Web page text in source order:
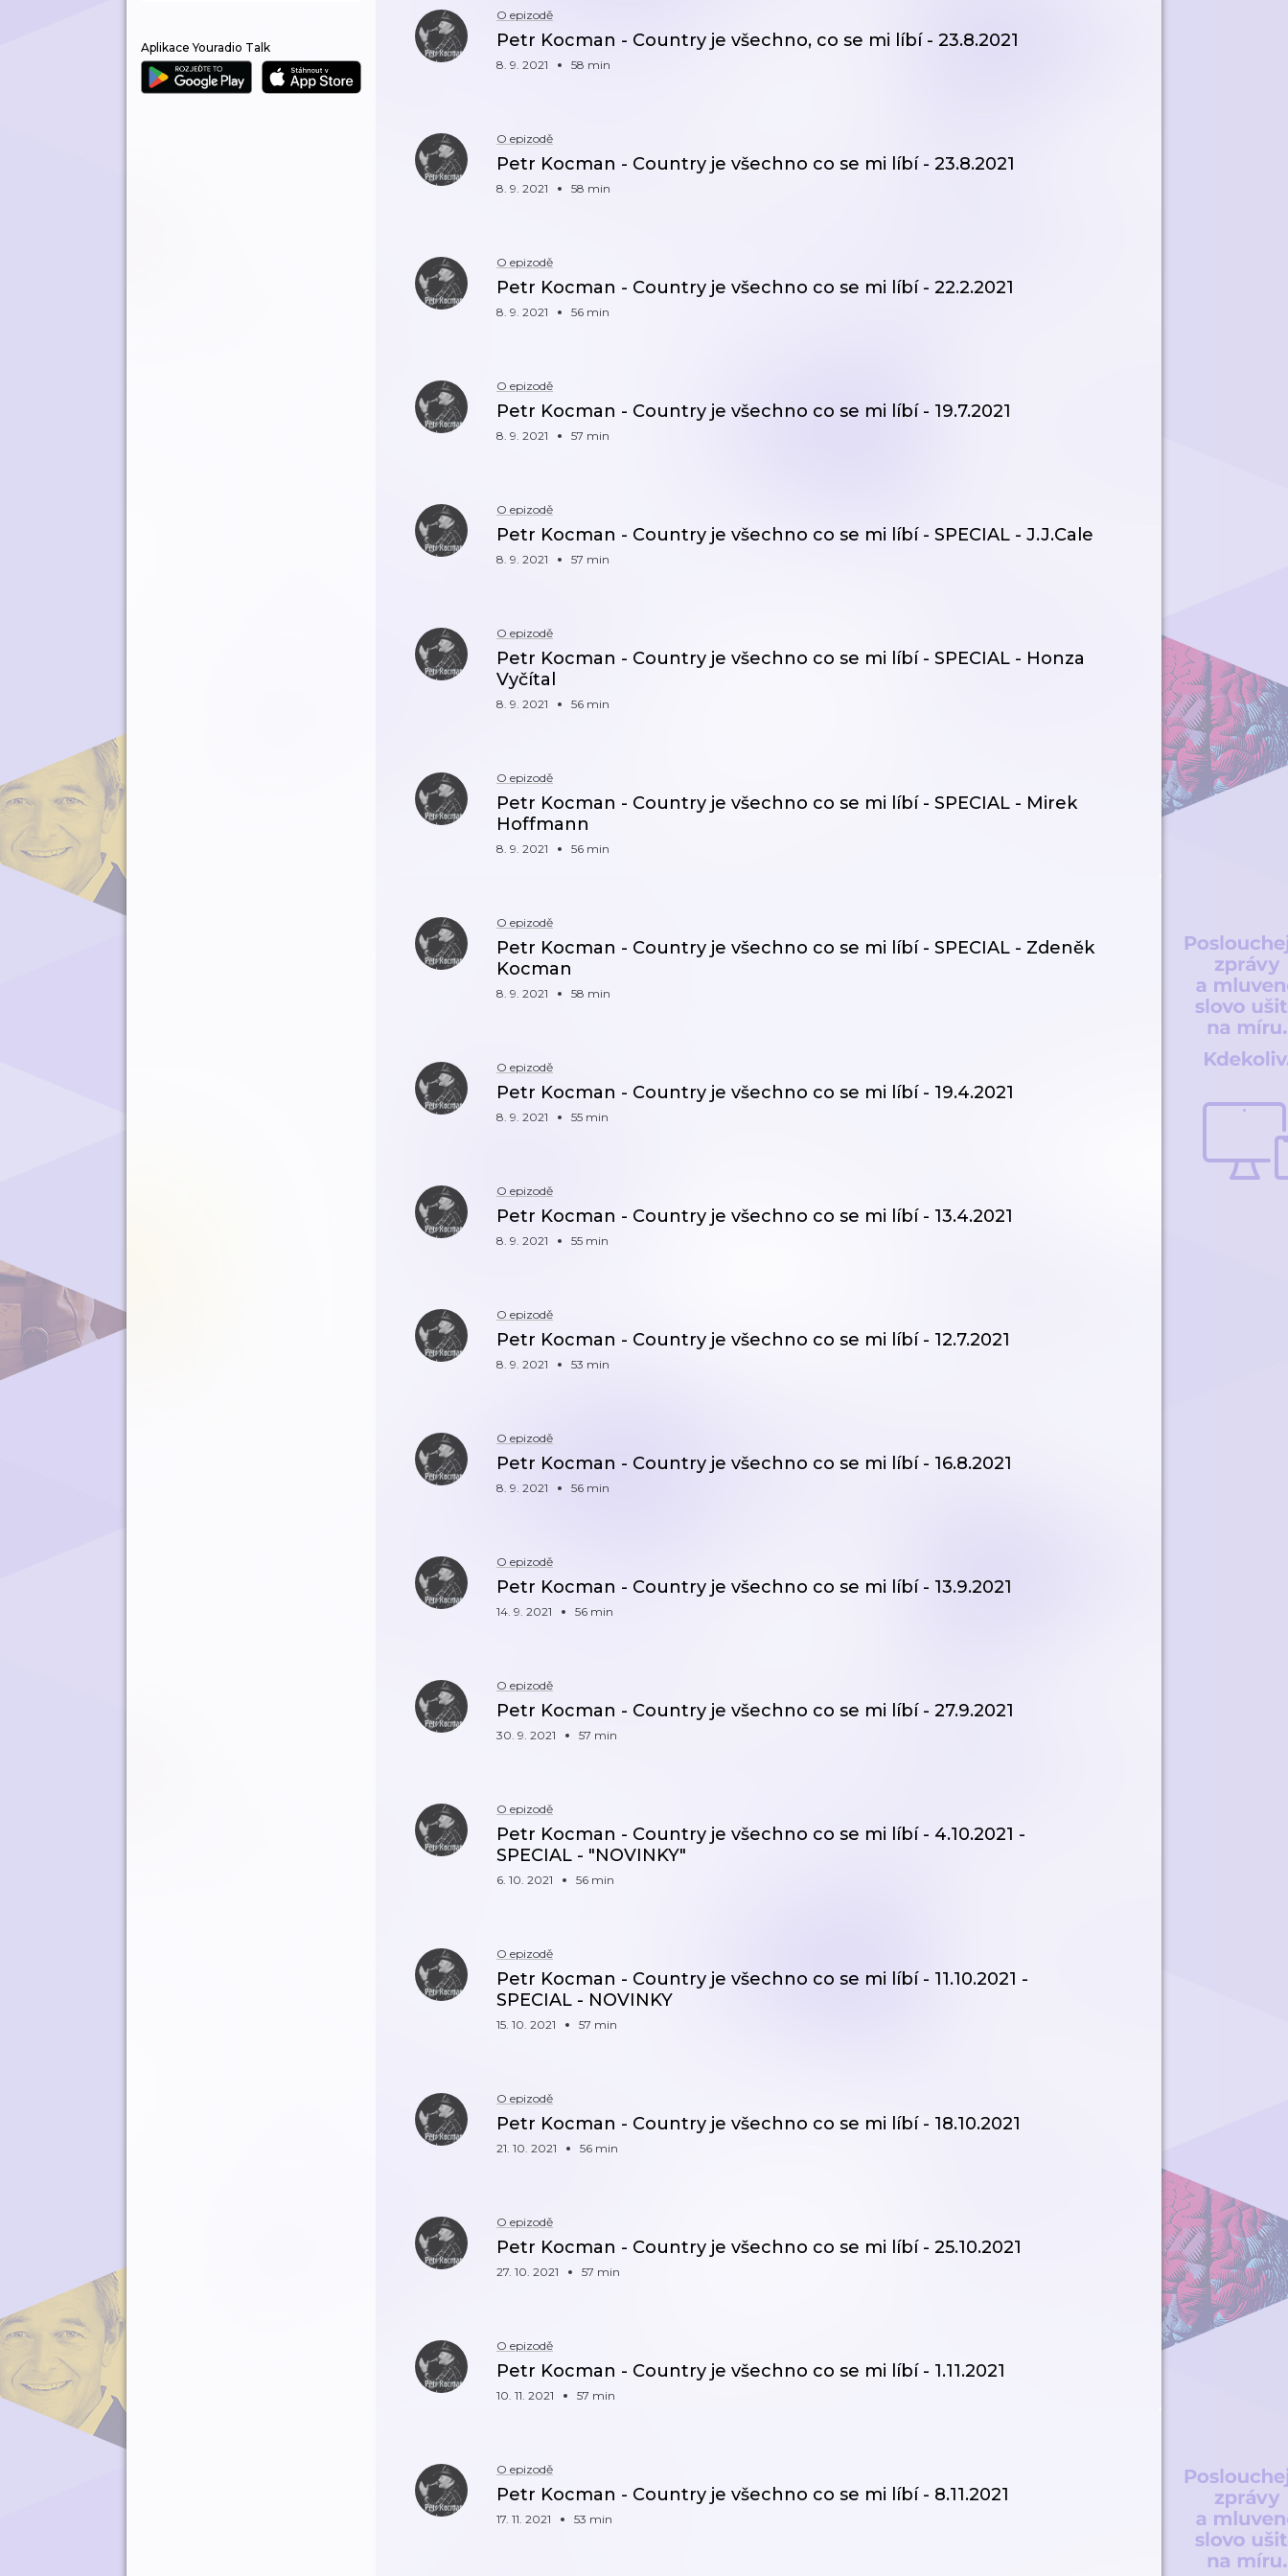
Aplikace Youradio Talk
O epizodě
Petr Kocman - Country je všechno, co se mi líbí - 23.8.2021
8. 9. 2021 58 min
O epizodě
Petr Kocman - Country je všechno co se mi líbí - 23.8.2021
8. 9. 2021 58 min
O epizodě
Petr Kocman - Country je všechno co se mi líbí - 22.2.2021
8. 9. 2021 56 min
O epizodě
Petr Kocman - Country je všechno co se mi líbí - 19.7.2021
8. 9. 2021 57 min
O epizodě
Petr Kocman - Country je všechno co se mi líbí - SPECIAL - J.J.Cale
8. 9. 2021 57 min
O epizodě
Petr Kocman - Country je všechno co se mi líbí - SPECIAL - Honza
Vyčítal
8. 9. 2021 56 min
O epizodě
Petr Kocman - Country je všechno co se mi líbí - SPECIAL - Mirek
Hoffmann
8. 9. 2021 56 min
O epizodě
Petr Kocman - Country je všechno co se mi líbí - SPECIAL - Zdeněk
Kocman
8. 9. 2021 58 min
O epizodě
Petr Kocman - Country je všechno co se mi líbí - 19.4.2021
8. 9. 2021 55 min
O epizodě
Petr Kocman - Country je všechno co se mi líbí - 13.4.2021
8. 9. 2021 55 min
O epizodě
Petr Kocman - Country je všechno co se mi líbí - 12.7.2021
8. 9. 2021 53 min
O epizodě
Petr Kocman - Country je všechno co se mi líbí - 16.8.2021
8. 9. 2021 56 min
O epizodě
Petr Kocman - Country je všechno co se mi líbí - 13.9.2021
14. 9. 2021 56 min
O epizodě
Petr Kocman - Country je všechno co se mi líbí - 27.9.2021
30. 9. 2021 57 min
O epizodě
Petr Kocman - Country je všechno co se mi líbí - 4.10.2021 -
SPECIAL - "NOVINKY"
6. 10. 2021 56 min
O epizodě
Petr Kocman - Country je všechno co se mi líbí - 11.10.2021 -
SPECIAL - NOVINKY
15. 10. 2021 57 min
O epizodě
Petr Kocman - Country je všechno co se mi líbí - 18.10.2021
21. 10. 2021 56 min
O epizodě
Petr Kocman - Country je všechno co se mi líbí - 25.10.2021
27. 10. 2021 57 min
O epizodě
Petr Kocman - Country je všechno co se mi líbí - 1.11.2021
10. 11. 2021 57 min
O epizodě
Petr Kocman - Country je všechno co se mi líbí - 8.11.2021
17. 11. 2021 53 min